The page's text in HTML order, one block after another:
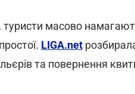
туристи масово
LIGA.net
та повернення